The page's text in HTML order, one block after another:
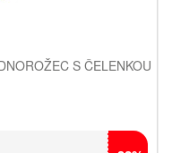
S ČELENKOU